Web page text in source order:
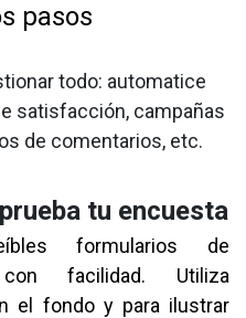
pasos
todo: automatice
satisfacción, campañas
de comentarios, etc.
tu encuesta
formularios de
facilidad. Utiliza
el fondo y para ilustrar